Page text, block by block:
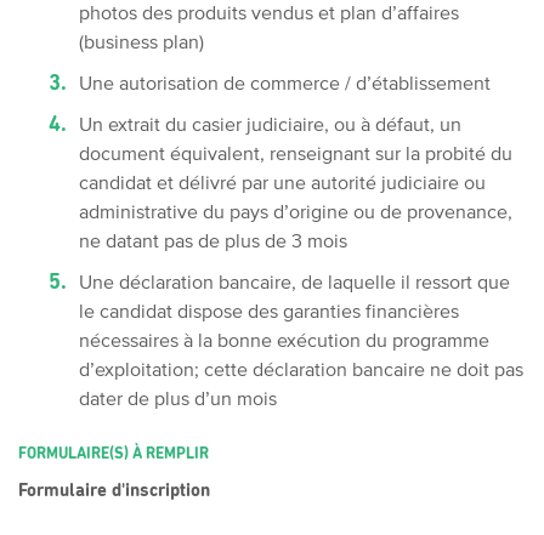
photos des produits vendus et plan d’affaires
(business plan)
Une autorisation de commerce / d’établissement
Un extrait du casier judiciaire, ou à défaut, un
document équivalent, renseignant sur la probité du
candidat et délivré par une autorité judiciaire ou
administrative du pays d’origine ou de provenance,
ne datant pas de plus de 3 mois
Une déclaration bancaire, de laquelle il ressort que
le candidat dispose des garanties financières
nécessaires à la bonne exécution du programme
d’exploitation; cette déclaration bancaire ne doit pas
dater de plus d’un mois
FORMULAIRE(S) À REMPLIR
Formulaire d'inscription